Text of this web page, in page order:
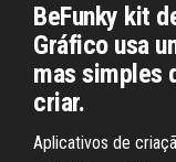
BeFunky kit
Gráfico usa
mas simples
criar.
Aplicativos de